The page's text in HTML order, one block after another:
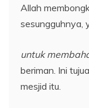
Allah
sesungguhnya,
untuk
beriman. Ini
mesjid itu.